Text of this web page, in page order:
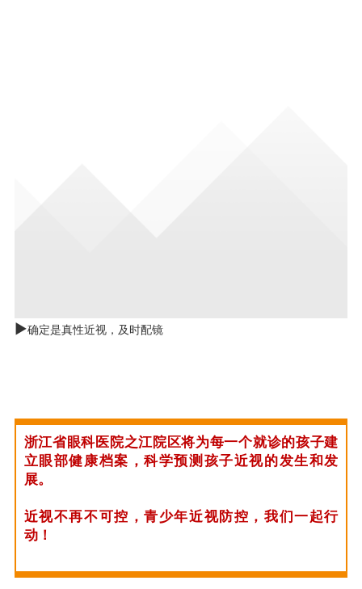
►确定是真性近视，及时配镜
浙江省眼科医院之江院区将为每一个就诊的孩子建
立眼部健康档案，科学预测孩子近视的发生和发
展。
近视不再不可控，青少年近视防控，我们一起行
动！